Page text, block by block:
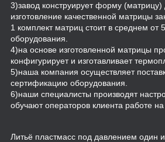
3)завод конструирует форму
изготовление качественной матрицы
1 комплект матриц стоит в среднем от
оборудования.
4)на основе изготовленной матрицы
конфигурирует и изготавливает
5)наша компания осуществляет
сертификацию оборудования.
6)наши специалисты производят
обучают операторов клиента работе
Литьё пластмасс под давлением один